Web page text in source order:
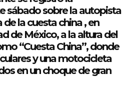
sábado sobre laautopista
de la cuesta china , en
de México, a la altura del
“Cuesta China”, donde
y una motocicleta
en un choque de gran